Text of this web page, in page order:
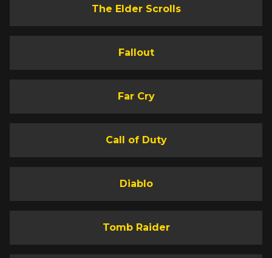
The Elder Scrolls
Fallout
Far Cry
Call of Duty
Diablo
Tomb Raider